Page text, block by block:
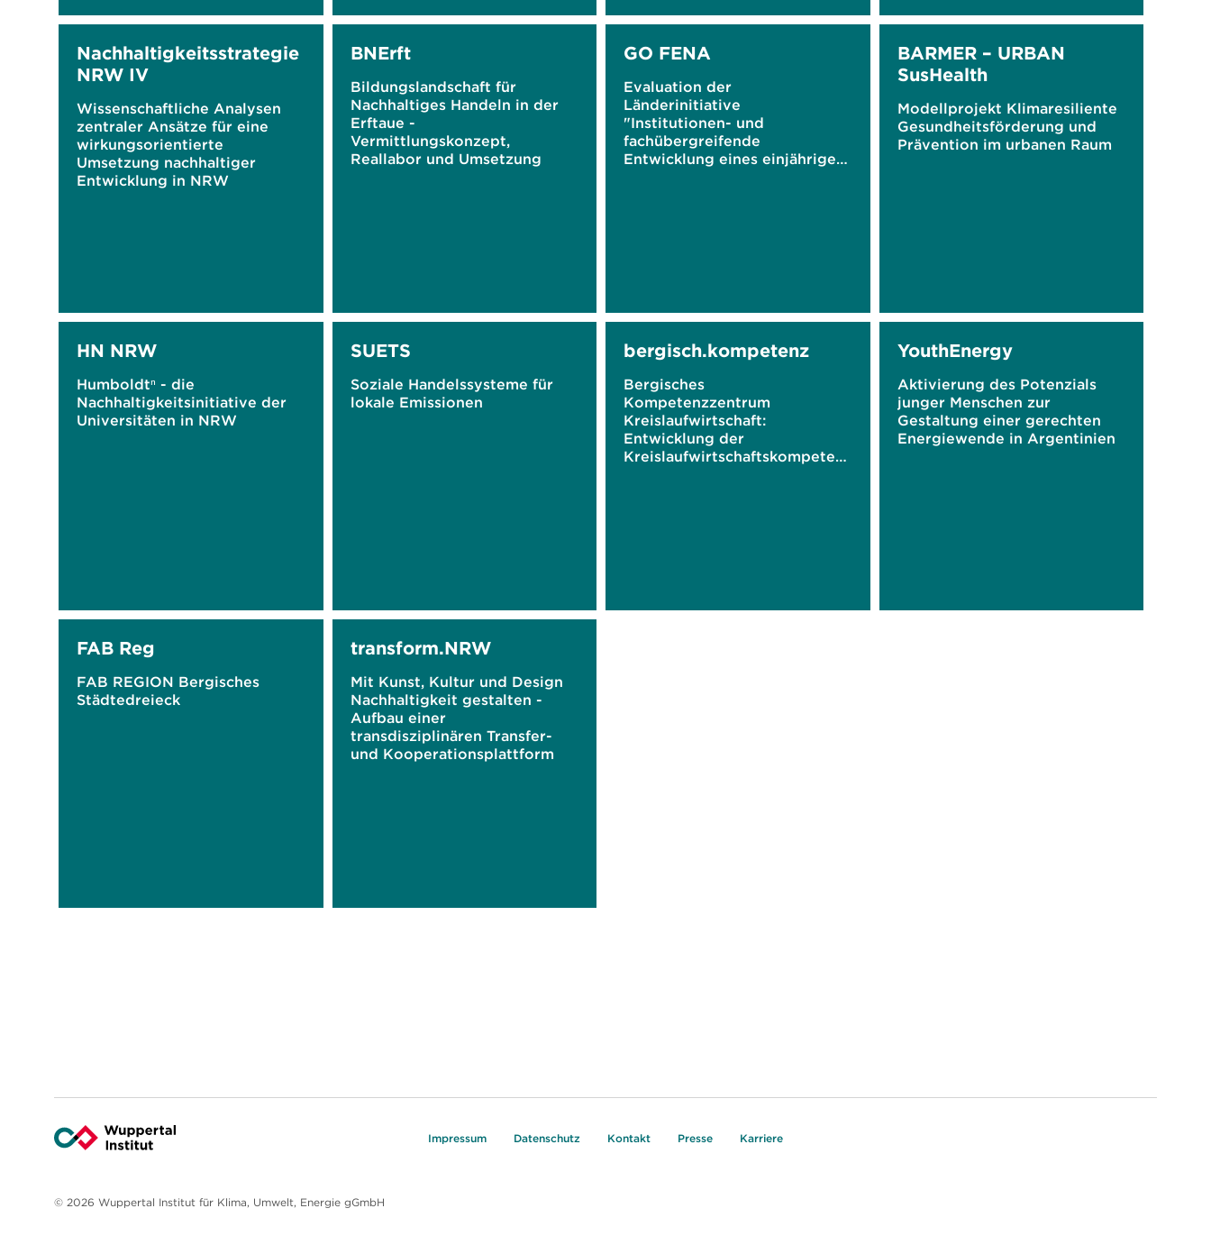
Nachhaltigkeitsstrategie
NRW IV
Wissenschaftliche Analysen
zentraler Ansätze für eine
wirkungsorientierte
Umsetzung nachhaltiger
Entwicklung in NRW
BNErft
Bildungslandschaft für
Nachhaltiges Handeln in der
Erftaue -
Vermittlungskonzept,
Reallabor und Umsetzung
GO FENA
Evaluation der
Länderinitiative
"Institutionen- und
fachübergreifende
Entwicklung eines einjährigen
BARMER – URBAN
SusHealth
Modellprojekt Klimaresiliente
Gesundheitsförderung und
Prävention im urbanen Raum
HN NRW
Humboldtⁿ - die
Nachhaltigkeitsinitiative der
Universitäten in NRW
SUETS
Soziale Handelssysteme für
lokale Emissionen
bergisch.kompetenz
Bergisches
Kompetenzzentrum
Kreislaufwirtschaft:
Entwicklung der
Kreislaufwirtschaftskompeten
YouthEnergy
Aktivierung des Potenzials
junger Menschen zur
Gestaltung einer gerechten
Energiewende in Argentinien
FAB Reg
FAB REGION Bergisches
Städtedreieck
transform.NRW
Mit Kunst, Kultur und Design
Nachhaltigkeit gestalten -
Aufbau einer
transdisziplinären Transfer-
und Kooperationsplattform
Impressum Datenschutz Kontakt Presse Karriere
© 2026 Wuppertal Institut für Klima, Umwelt, Energie gGmbH